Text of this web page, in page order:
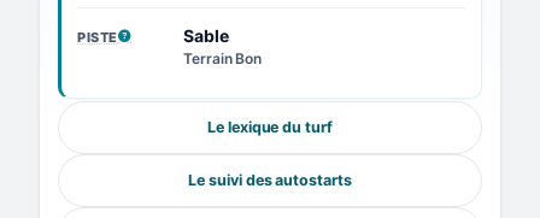
PISTE
, VOIR LA DÉFINITION
Sable
Terrain Bon
Le lexique du turf
Le suivi des autostarts